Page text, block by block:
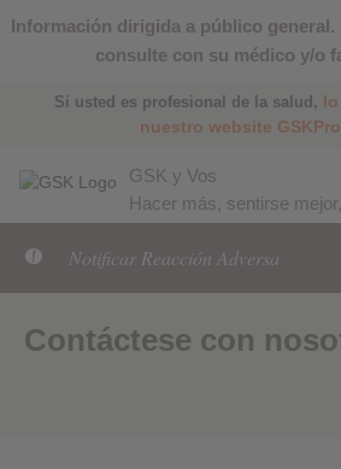
Información dirigida a público general.
consulte con su médico y/o
Si usted es profesional de la salud,
nuestro website
GSK y Vos
Hacer más, sentirse
Notificar Reacción Adversa
Contáctese con